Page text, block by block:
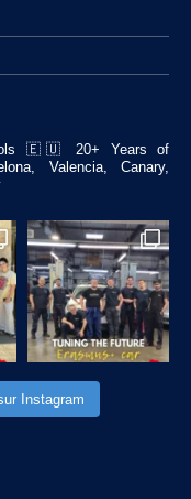
🇪🇺 20+ Years of
Valencia, Canary,
Instagram